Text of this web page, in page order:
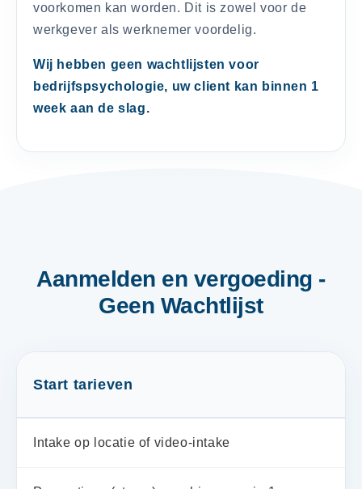
voorkomen kan worden. Dit is zowel voor de
werkgever als werknemer voordelig.
Wij hebben geen wachtlijsten voor
bedrijfspsychologie, uw client kan binnen 1
week aan de slag.
Aanmelden en vergoeding -
Geen Wachtlijst
Start tarieven
Intake op locatie of video-intake